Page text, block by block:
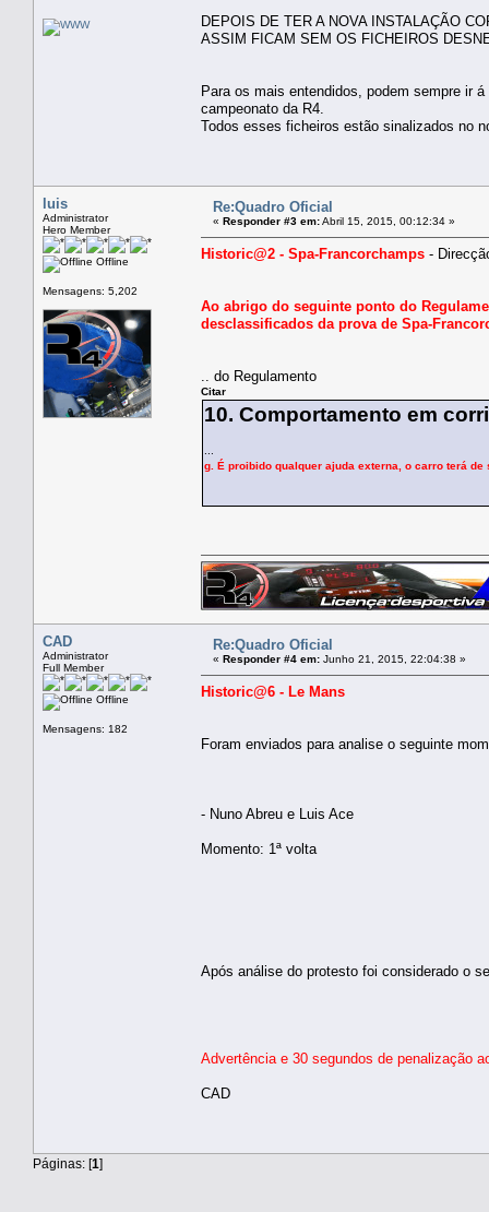
DEPOIS DE TER A NOVA INSTALAÇÃO
ASSIM FICAM SEM OS FICHEIROS
Para os mais entendidos, podem sempre ir
campeonato da R4.
Todos esses ficheiros estão sinalizados no
luis
Administrator
Hero Member
Offline
Mensagens: 5,202
Re:Quadro Oficial
« Responder #3 em:Abril 15, 2015, 00:12:34 »
Historic@2 - Spa-Francorchamps -
Ao abrigo do seguinte ponto do
desclassificados da prova de Spa-
.. do Regulamento
Citar
10. Comportamento em
g. É proibido qualquer ajuda externa, o carro terá
CAD
Administrator
Full Member
Offline
Mensagens: 182
Re:Quadro Oficial
« Responder #4 em: Junho 21, 2015, 22:04:38 »
Historic@6 - Le Mans
Foram enviados para analise o seguinte
- Nuno Abreu e Luis Ace
Momento: 1ª volta
Após análise do protesto foi considerado o
Advertência e 30 segundos de penalização
CAD
Páginas: [1]